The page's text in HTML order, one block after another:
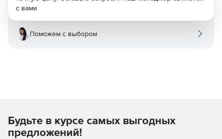
с вами
Поможем с выбором
Будьте в курсе самых выгодных
предложений!